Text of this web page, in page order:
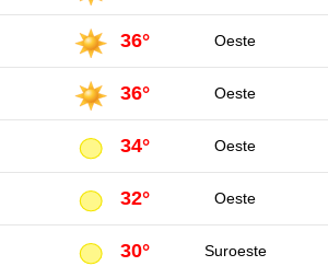
36° Oeste
36° Oeste
34° Oeste
32° Oeste
30° Suroeste